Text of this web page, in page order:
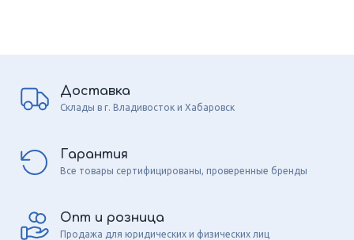
Доставка
Склады в г. Владивосток и Хабаровск
Гарантия
Все товары сертифицированы, проверенные бренды
Опт и розница
Продажа для юридических и физических лиц